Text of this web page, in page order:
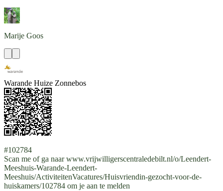
Marije Goos
Warande Huize Zonnebos
#102784
Scan me of ga naar www.vrijwilligerscentraledebilt.nl/o/Leendert-
Meeshuis-Warande-Leendert-
Meeshuis/ActiviteitenVacatures/Huisvriendin-gezocht-voor-de-
huiskamers/102784 om je aan te melden